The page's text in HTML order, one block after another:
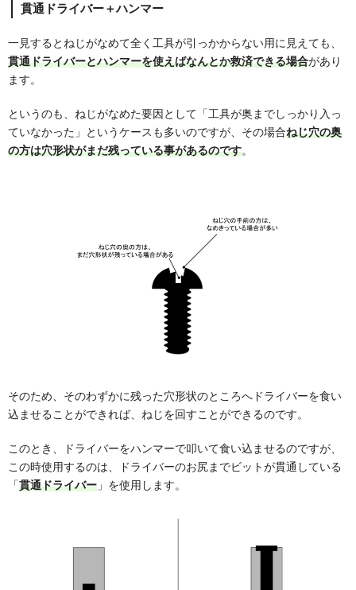
貫通ドライバー＋ハンマー
一見するとねじがなめて全く工具が引っかからない用に見えても、
貫通ドライバーとハンマーを使えばなんとか救済できる場合があり
ます。
というのも、ねじがなめた要因として「工具が奥までしっかり入っ
ていなかった」というケースも多いのですが、その場合ねじ穴の奥
の方は穴形状がまだ残っている事があるのです。
そのため、そのわずかに残った穴形状のところへドライバーを食い
込ませることができれば、ねじを回すことができるのです。
このとき、ドライバーをハンマーで叩いて食い込ませるのですが、
この時使用するのは、ドライバーのお尻までビットが貫通している
「貫通ドライバー 」を使用します。